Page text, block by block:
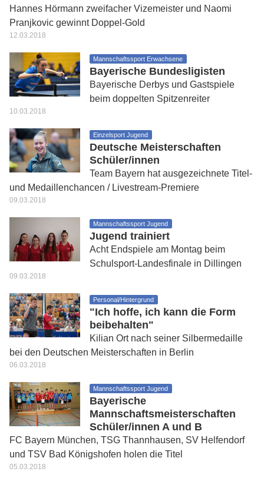
Hannes Hörmann zweifacher Vizemeister und Naomi
Pranjkovic gewinnt Doppel-Gold
12.03.2018
Mannschaftssport Erwachsene
Bayerische Bundesligisten
Bayerische Derbys und Gastspiele
beim doppelten Spitzenreiter
10.03.2018
Einzelsport Jugend
Deutsche Meisterschaften
Schüler/innen
Team Bayern hat ausgezeichnete Titel-
und Medaillenchancen / Livestream-Premiere
09.03.2018
Mannschaftssport Jugend
Jugend trainiert
Acht Endspiele am Montag beim
Schulsport-Landesfinale in Dillingen
09.03.2018
Personal/Hintergrund
"Ich hoffe, ich kann die Form
beibehalten"
Kilian Ort nach seiner Silbermedaille
bei den Deutschen Meisterschaften in Berlin
06.03.2018
Mannschaftssport Jugend
Bayerische
Mannschaftsmeisterschaften
Schüler/innen A und B
FC Bayern München, TSG Thannhausen, SV Helfendorf
und TSV Bad Königshofen holen die Titel
05.03.2018